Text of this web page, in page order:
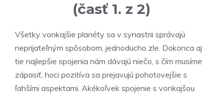
(časť 1. z 2)
Všetky vonkajšie planéty sa v synastrii správajú
neprijateľným spôsobom, jednoducho zle. Dokonca aj
tie najlepšie spojenia nám dávajú niečo, s čím musíme
zápasiť, hoci pozitíva sa prejavujú pohotovejšie s
ľahšími aspektami. Akékoľvek spojenie s vonkajšou